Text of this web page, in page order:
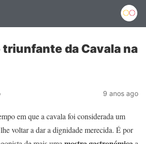
triunfante da Cavala na
9 anos ago
em que a cavala foi considerada um
voltar a dar a dignidade merecida. É por